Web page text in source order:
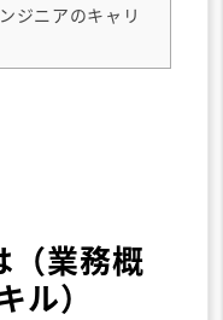
ジニアのキャリ
（業務概
ル）